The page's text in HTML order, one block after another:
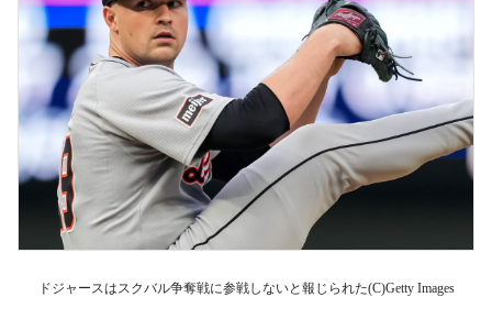
ドジャースはスクバル争奪戦に参戦しないと報じられた(C)Getty Images